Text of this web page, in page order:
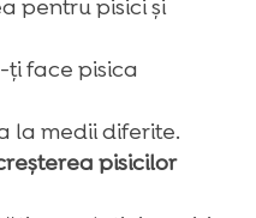
o pisică mai
pisicii
pisici prin
pisicii
pentru pisici și
face pisica
la medii diferite.
pisicilor